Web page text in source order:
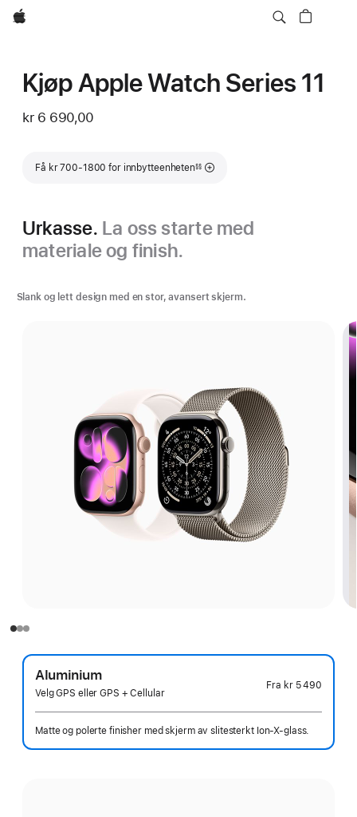
Apple
Kjøp Apple Watch Series 11
kr 6 690,00
Få kr 700-1800 for innbytteenheten
Fotnote
§§
Urkasse. La oss starte med
materiale og finish.
Slank og lett design med en stor, avansert skjerm.
Aluminium
Velg GPS eller GPS + Cellular
Fra kr 5 490
Matte og polerte finisher med skjerm av slitesterkt Ion-X-glass.